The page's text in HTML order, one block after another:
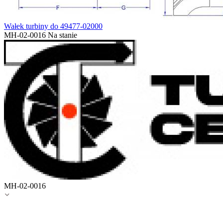
Wałek turbiny do 49477-02000
MH-02-0016 Na stanie
MH-02-0016